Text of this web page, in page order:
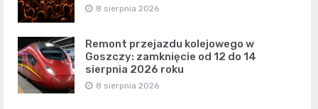
8 sierpnia 2026
Remont przejazdu kolejowego w
Goszczy: zamknięcie od 12 do 14
sierpnia 2026 roku
8 sierpnia 2026